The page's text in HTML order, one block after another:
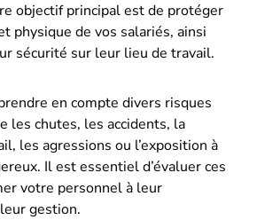
objectif principal est de protéger
physique de vos salariés, ainsi
sécurité sur leur lieu de travail.
en compte divers risques
les chutes, les accidents, la
les agressions ou l’exposition à
Il est essentiel d’évaluer ces
votre personnel à leur
gestion.